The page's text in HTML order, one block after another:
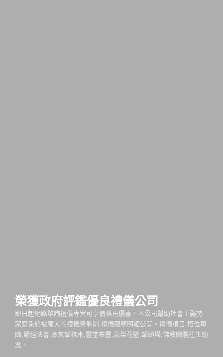
榮獲政府評鑑優良禮儀公司
即日起網路諮詢禮儀專案可享價格再優惠，本公司幫助社會上弱勢
家庭免於被龐大的禮儀費剝削,禮儀服務明細公開。禮儀項目:塔位墓
園,誦經法會,骨灰罐棺木,靈堂布置,高架花籃,罐頭塔,佛教團體往生助
念。